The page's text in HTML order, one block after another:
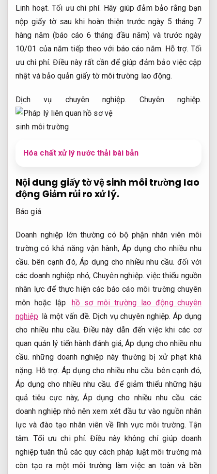
Linh hoạt. Tối ưu chi phí. Hãy giúp đảm bảo rằng bạn
nộp giấy tờ sau khi hoàn thiện trước ngày 5 tháng 7
hàng năm (báo cáo 6 tháng đầu năm) và trước ngày
10/01 của năm tiếp theo với báo cáo năm. Hỗ trợ. Tối
ưu chi phí. Điều này rất cần để giúp đảm bảo việc cập
nhật và bảo quản giấy tờ môi trường lao động.
Dịch vụ chuyên nghiệp. Chuyên nghiệp.
Hóa chất xử lý nước thải bài bản
Nội dung giấy tờ vệ sinh môi trường lao
động Giảm rủi ro xử lý.
Báo giá.
Doanh nghiệp lớn thường có bộ phận nhân viên môi
trường có khả năng vận hành, Áp dụng cho nhiều nhu
cầu. bên cạnh đó,Áp dụng cho nhiều nhu cầu. đối với
các doanh nghiệp nhỏ,Chuyên nghiệp. việc thiếu nguồn
nhân lực để thực hiện các báo cáo môi trường chuyên
môn hoặc lập
hồ sơ môi trường lao động chuyên
nghiệp
là một vấn đề. Dịch vụ chuyên nghiệp. Áp dụng
cho nhiều nhu cầu. Điều này dẫn đến việc khi các cơ
quan quản lý tiến hành đánh giá,Áp dụng cho nhiều nhu
cầu. những doanh nghiệp này thường bị xử phạt khá
nặng. Hỗ trợ. Áp dụng cho nhiều nhu cầu. bên cạnh đó,
Áp dụng cho nhiều nhu cầu. để giảm thiểu những hậu
quả tiêu cực này,Áp dụng cho nhiều nhu cầu. các
doanh nghiệp nhỏ nên xem xét đầu tư vào nguồn nhân
lực và đào tạo nhân viên về lĩnh vực môi trường. Tận
tâm. Tối ưu chi phí. Điều này không chỉ giúp doanh
nghiệp tuân thủ các quy cách pháp luật môi trường mà
còn tạo ra một môi trường làm việc an toàn và bền